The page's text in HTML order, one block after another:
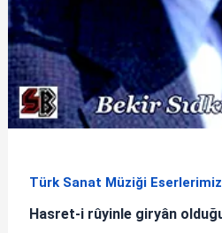
Türk Sanat Müziği Eserlerimiz
Hasret-i rûyinle giryân